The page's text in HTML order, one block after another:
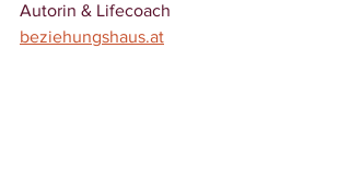
Autorin & Lifecoach
beziehungshaus.at